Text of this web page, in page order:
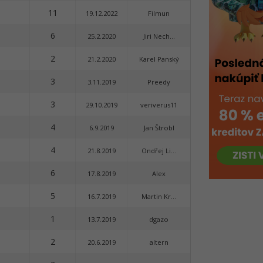
11 19.12.2022 Filmun
6 25.2.2020 Jiri Nech...
2 21.2.2020 Karel Panský
3 3.11.2019 Preedy
3 29.10.2019 veriverus11
4 6.9.2019 Jan Štrobl
4 21.8.2019 Ondřej Li...
6 17.8.2019 Alex
5 16.7.2019 Martin Kr...
1 13.7.2019 dgazo
2 20.6.2019 altern